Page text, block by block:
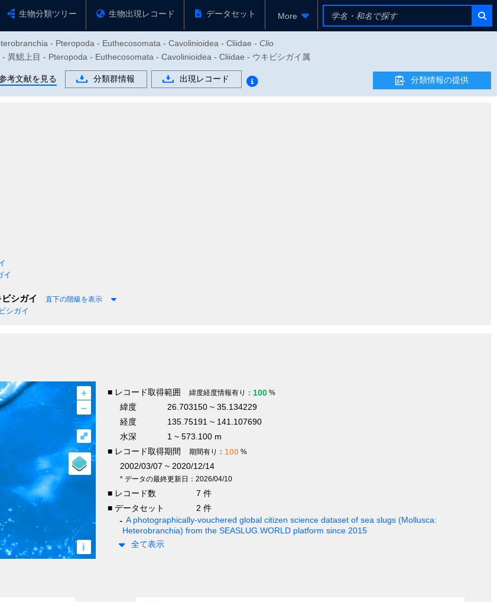
生物分類ツリー 生物出現レコード データセット More
- Pteropoda - Euthecosomata - Cavolinioidea - Cliidae - Clio
異鰓上目 - Pteropoda - Euthecosomata - Cavolinioidea - Cliidae - ウキビシガイ属
考文献を見る 分類群情報 出現レコード 分類情報の提供
イ
シガイ 直下の階級を表示
シガイ
+
–
i
⤢
■ レコード取得範囲 緯度経度情報有り： 100 %
緯度
26.703150 ~ 35.134229
経度
135.75191 ~ 141.107690
水深
1 ~ 573.100 m
■ レコード取得期間
期間有り： 100 %
2002/03/07 ~ 2020/12/14
* データの最終更新日：2026/04/10
■ レコード数
7 件
■ データセット
2 件
A photographically-vouchered global citizen science dataset of sea slugs (Mollusca:
Heterobranchia) from the SEASLUG.WORLD platform since 2015
全て表示